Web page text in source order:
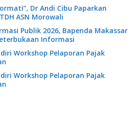
Dr Andi Cibu Paparkan
ASN Morowali
Publik 2026, Bapenda Makassar
Informasi
Workshop Pelaporan Pajak
Workshop Pelaporan Pajak